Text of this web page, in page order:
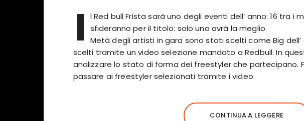
I
l Red bull Frista sarà uno degli eventi dell’ anno: 16 tra i
sfideranno per il titolo: solo uno avrà la meglio.
Metà degli artisti in gara sono stati scelti come Big
scelti tramite un video selezione mandato a Redbull. In
analizzare lo stato di forma dei freestyler che partecipano.
passare ai freestyler selezionati tramite i video.
CONTINUA A LEGGERE